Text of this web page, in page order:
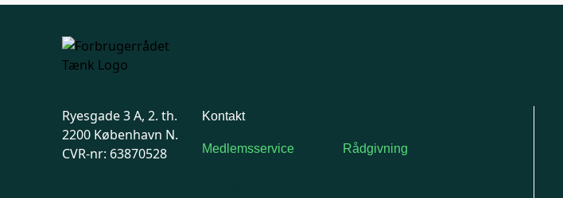
Ryesgade 3 A, 2. th.
2200 København N.
CVR-nr: 63870528
Kontakt
Medlemsservice Rådgivning